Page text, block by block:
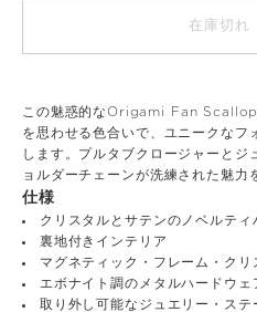
在庫切れ
この魅惑的なOrigami Fan Scallop
を思わせる色合いで、ユニークなフ
します。プルタブクロージャーとジ
ョルダーチェーンが洗練された魅力
仕様
クリスタルとサテンのノベルティ
裏地付きインテリア
マグネティック・フレーム・ク
エボナイト調のメタルハードウェ
取り外し可能なジュエリー・ス